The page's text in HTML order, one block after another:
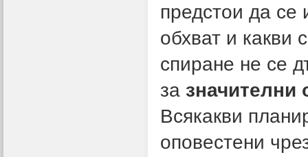
предстои да се
обхват и какви
спиране не се
за значителни
Всякакви
оповестени